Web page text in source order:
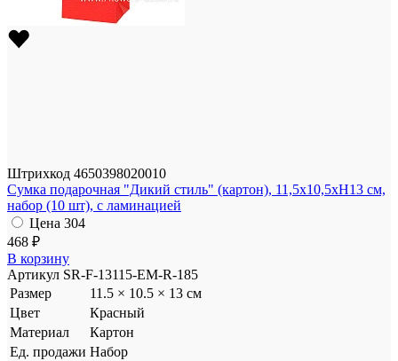
Штрихкод 4650398020010
Сумка подарочная "Дикий стиль" (картон), 11,5x10,5xH13 см,
набор (10 шт), с ламинацией
Цена 304
468 ₽
В корзину
Артикул SR-F-13115-EM-R-185
Размер
11.5 × 10.5 × 13 см
Цвет
Красный
Материал
Картон
Ед. продажи Набор